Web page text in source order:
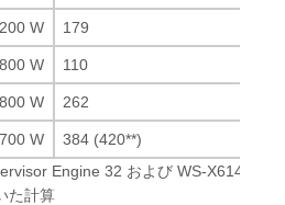
W 179
W 110
W 262
W 384 (420**)
Engine 32 および WS-X6148A-
た計算